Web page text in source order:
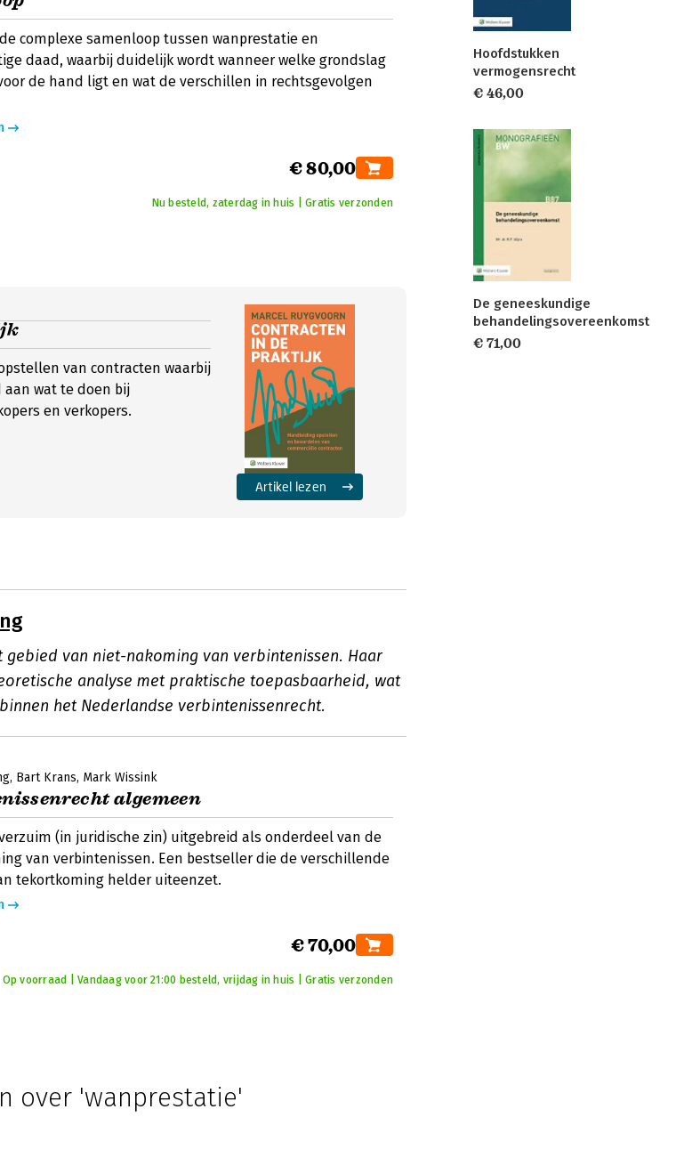
complexe samenloop tussen wanprestatie en
daad, waarbij duidelijk wordt wanneer welke grondslag
de hand ligt en wat de verschillen in rechtsgevolgen
€ 80,00
Nu besteld, zaterdag in huis | Gratis verzonden
van contracten waarbij
wat te doen bij
en verkopers.
Artikel lezen
van niet-nakoming van verbintenissen. Haar
analyse met praktische toepasbaarheid, wat
het Nederlandse verbintenissenrecht.
Bart Krans Mark Wissink
algemeen
(in juridische zin) uitgebreid als onderdeel van de
van verbintenissen. Een bestseller die de verschillende
tekortkoming helder uiteenzet.
€ 70,00
Op voorraad | Vandaag voor 21:00 besteld, vrijdag in huis | Gratis verzonden
over 'wanprestatie'
Hoofdstukken
vermogensrecht
€ 46,00
De geneeskundige
behandelingsovereenkomst
€ 71,00